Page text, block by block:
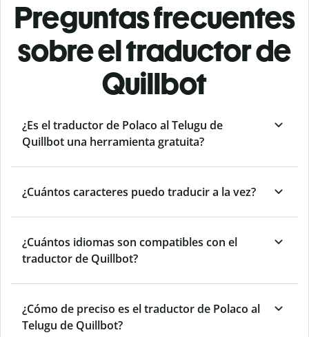
Preguntas frecuentes
sobre el traductor de
Quillbot
¿Es el traductor de Polaco al Telugu de
Quillbot una herramienta gratuita?
¿Cuántos caracteres puedo traducir a la vez?
¿Cuántos idiomas son compatibles con el
traductor de Quillbot?
¿Cómo de preciso es el traductor de Polaco al
Telugu de Quillbot?